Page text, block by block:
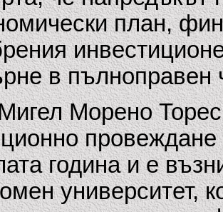
план,
в
Морено
година и е
университет,